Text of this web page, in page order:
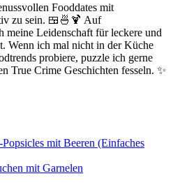
Fooddates mit
zu sein. 🍱🍜🍹 Auf
meine Leidenschaft für leckere und
Wenn ich mal nicht in der Küche
probiere, puzzle ich gerne
True Crime Geschichten fesseln. ✨
mit Beeren (Einfaches
mit Garnelen